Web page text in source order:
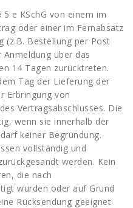
e KSchG von einem im
oder einer im Fernabsatz
(z.B. Bestellung per Post
über das
14 Tagen zurücktreten.
Tag der Lieferung der
Erbringung von
Vertragsabschlusses. Die
wenn sie innerhalb der
keiner Begründung.
vollständig und
werden. Kein
die nach
wurden oder auf Grund
Rücksendung geeignet